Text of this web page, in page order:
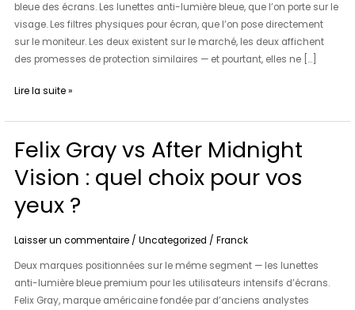
bleue des écrans. Les lunettes anti-lumière bleue, que l’on porte sur le
visage. Les filtres physiques pour écran, que l’on pose directement
sur le moniteur. Les deux existent sur le marché, les deux affichent
des promesses de protection similaires — et pourtant, elles ne […]
quelle
solution
choisir
?
Lire la suite »
Felix Gray vs After Midnight
Vision : quel choix pour vos
yeux ?
Laisser un commentaire /Uncategorized /Franck
Deux marques positionnées sur le même segment — les lunettes
anti-lumière bleue premium pour les utilisateurs intensifs d’écrans.
Felix Gray, marque américaine fondée par d’anciens analystes
Felix
Gray
vs
Midnight
quel
choix
pour